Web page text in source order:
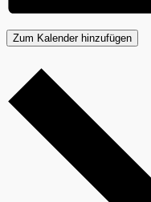
Zum Kalender hinzufügen